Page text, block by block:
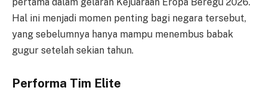
Hal ini menjadi momen penting bagi negara tersebut,
yang sebelumnya hanya mampu menembus babak
gugur setelah sekian tahun.
Performa Tim Elite